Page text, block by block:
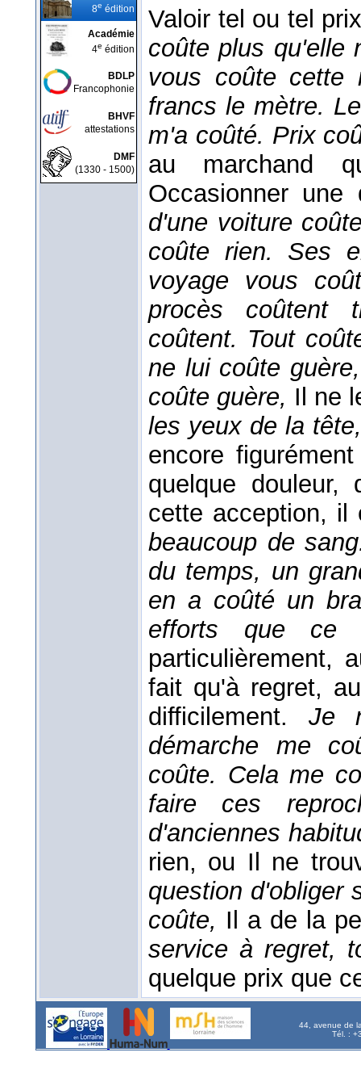
8e édition
Académie
4e édition
BDLP
Francophonie
BHVF
attestations
DMF
(1330 - 1500)
Valoir tel ou tel
coûte plus qu'elle
vous coûte cette
francs le mètre.
m'a coûté. Prix
au marchand
Occasionner
d'une voiture
coûte rien. Ses
voyage vous
procès coûtent
coûtent. Tout
ne lui coûte
coûte guère, Il ne
les yeux de la
encore
quelque
cette acception,
beaucoup de
du temps, un
en a coûté un
efforts que ce
particulièrement,
fait qu'à regret,
difficilement. Je
démarche me
coûte. Cela me
faire ces
d'anciennes
rien, ou Il ne
question d'obliger
coûte, Il a de la
service à regret,
quelque prix que
44, avenue de
Tél. :